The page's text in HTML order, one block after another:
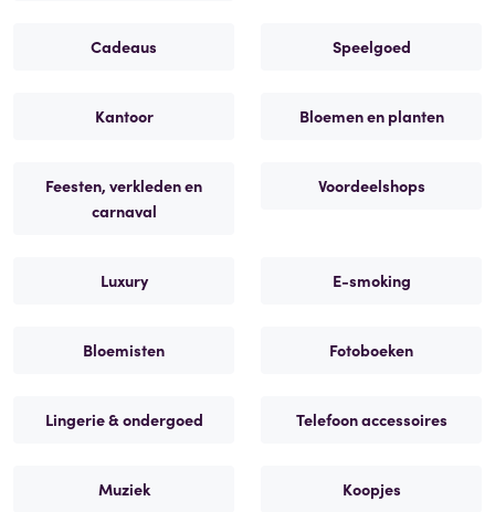
Cadeaus Speelgoed
Kantoor Bloemen en planten
Feesten, verkleden en
carnaval
Voordeelshops
Luxury E-smoking
Bloemisten Fotoboeken
Lingerie & ondergoed Telefoon accessoires
Muziek Koopjes